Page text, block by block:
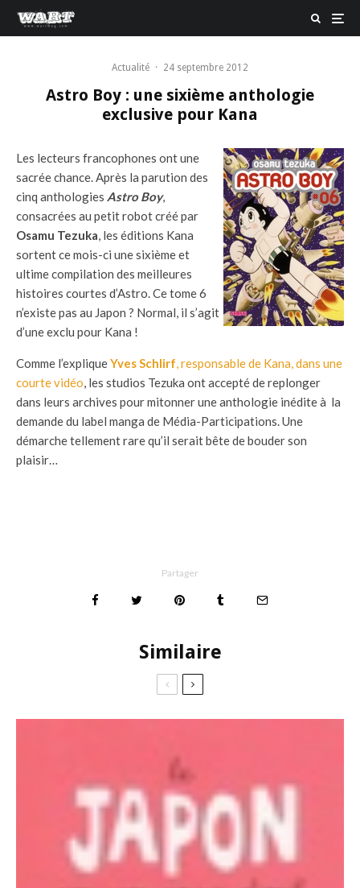
Actualité · 24 septembre 2012
Astro Boy : une sixième anthologie
exclusive pour Kana
Les lecteurs francophones ont une
sacrée chance. Après la parution des
cinq anthologies Astro Boy,
consacrées au petit robot créé par
Osamu Tezuka, les éditions Kana
sortent ce mois-ci une sixième et
ultime compilation des meilleures
histoires courtes d’Astro. Ce tome 6
n’existe pas au Japon ? Normal, il s’agit
d’une exclu pour Kana !
Comme l’expliqueYves Schlirf, responsable de Kana, dans une
courte vidéo, les studios Tezuka ont accepté de replonger
dans leurs archives pour mitonner une anthologie inédite à la
demande du label manga de Média-Participations. Une
démarche tellement rare qu’il serait bête de bouder son
plaisir…
Partager
Similaire